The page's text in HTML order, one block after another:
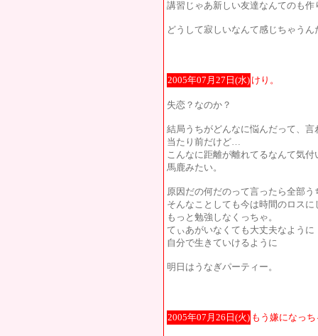
講習じゃあ新しい友達なんてのも作
どうして寂しいなんて感じちゃうん
2005年07月27日(水) けり。
失恋？なのか？
結局うちがどんなに悩んだって、
当たり前だけど…
こんなに距離が離れてるなんて気
馬鹿みたい。
原因だの何だのって言ったら全部
そんなことしても今は時間のロスに
もっと勉強しなくっちゃ。
てぃあがいなくても大丈夫なように
自分で生きていけるように
明日はうなぎパーティー。
2005年07月26日(火) もう嫌になっ